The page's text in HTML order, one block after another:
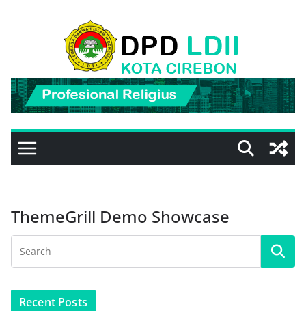
ThemeGrill Demo Showcase
Recent Posts